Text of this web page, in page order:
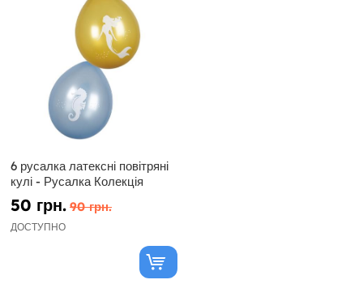
6 русалка латексні повітряні
кулі - Русалка Колекція
50 грн. 90 грн.
ДОСТУПНО